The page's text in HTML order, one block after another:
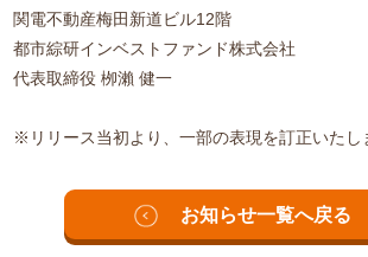
関電不動産梅田新道ビル12階
都市綜研インベストファンド株式会社
代表取締役 栁瀨 健一
※リリース当初より、一部の表現を訂正いたし
お知らせ一覧へ戻る